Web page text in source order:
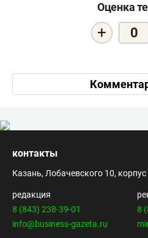
Оценка
+ 0
контакты
Казань, Лобачевского 10, корпус
редакция
8 (843) 238-39-01
info@business-gazeta.ru
8